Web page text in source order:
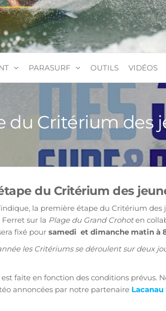
PARASURF OUTILS VIDÉOS
du Critérium des
du Critérium des
la première étape du Critérium des
Ferret sur la Plage du Grand Crohoten
fixé pour samedi et dimanche matin à
les Critériums se déroulent sur deux
faite en fonction des conditions prévus.
annoncées par notre partenaire